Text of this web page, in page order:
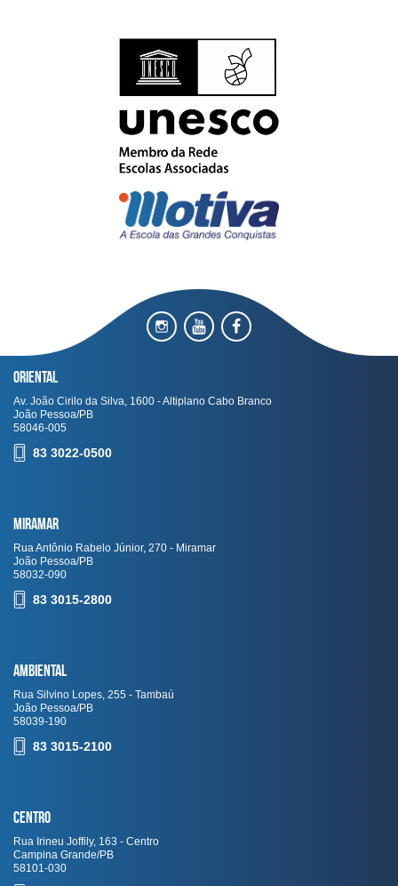
Oriental
Av. João Cirilo da Silva, 1600 - Altiplano Cabo Branco
João Pessoa/PB
58046-005
83 3022-0500
Miramar
Rua Antônio Rabelo Júnior, 270 - Miramar
João Pessoa/PB
58032-090
83 3015-2800
Ambiental
Rua Silvino Lopes, 255 - Tambaú
João Pessoa/PB
58039-190
83 3015-2100
Centro
Rua Irineu Joffily, 163 - Centro
Campina Grande/PB
58101-030